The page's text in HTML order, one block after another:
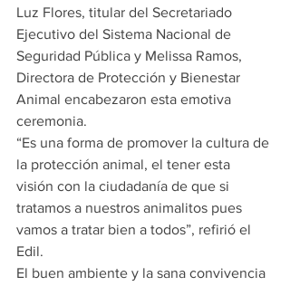
Luz Flores, titular del Secretariado
Ejecutivo del Sistema Nacional de
Seguridad Pública y Melissa Ramos,
Directora de Protección y Bienestar
Animal encabezaron esta emotiva
ceremonia.
“Es una forma de promover la cultura de
la protección animal, el tener esta
visión con la ciudadanía de que si
tratamos a nuestros animalitos pues
vamos a tratar bien a todos”, refirió el
Edil.
El buen ambiente y la sana convivencia